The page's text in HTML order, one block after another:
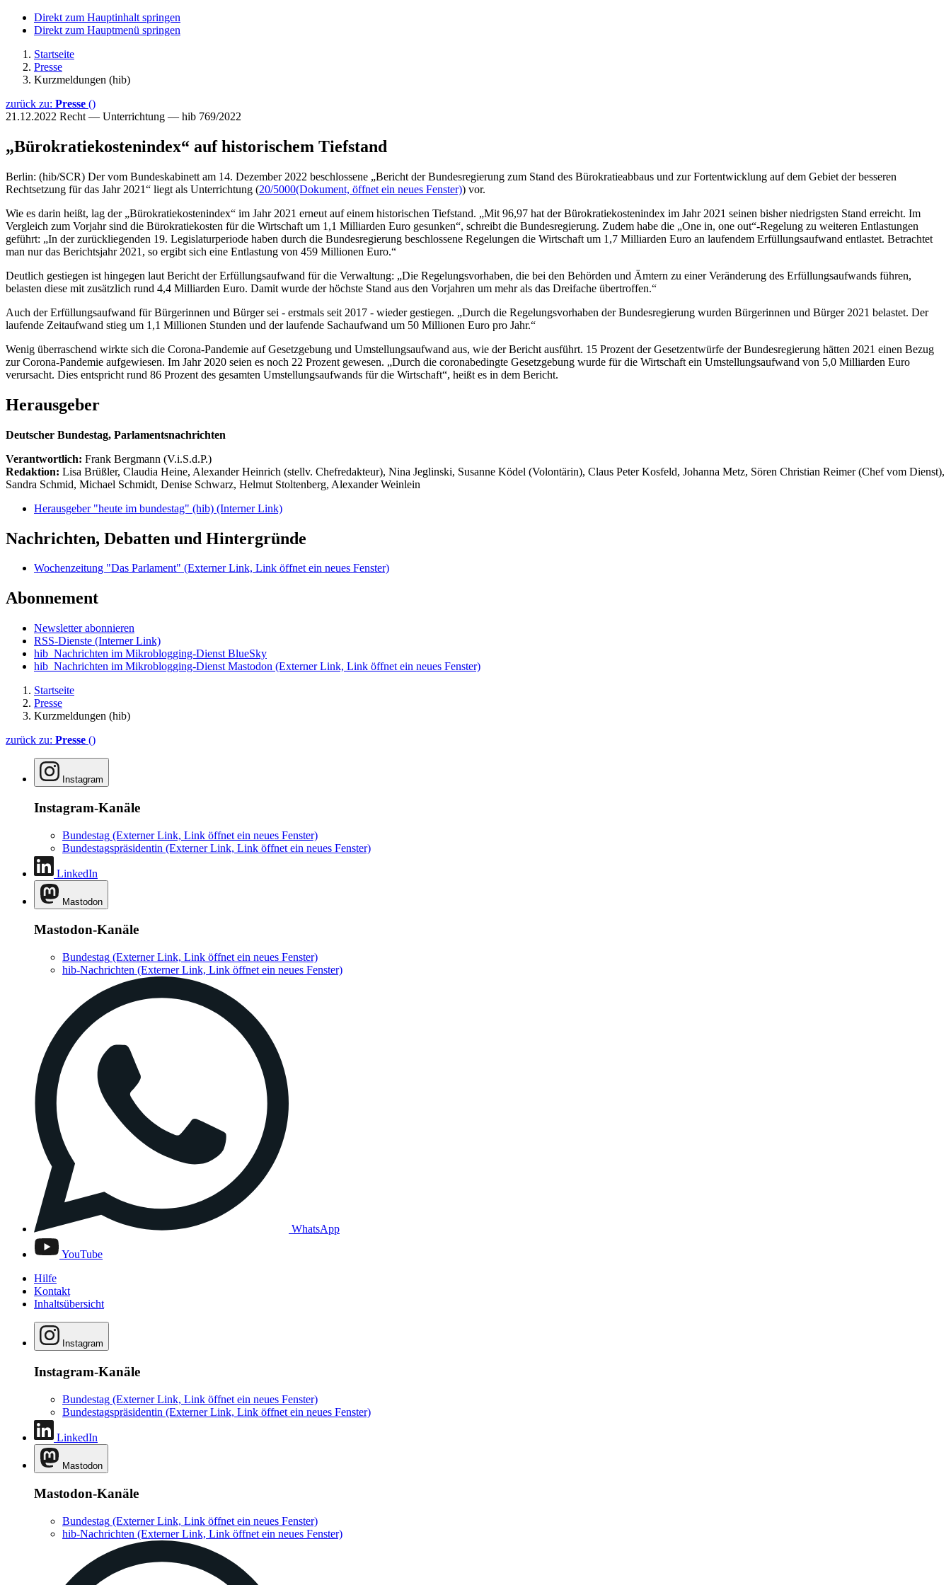
Direkt zum Hauptinhalt springen
Direkt zum Hauptmenü springen
Startseite
Presse
Kurzmeldungen (hib)
zurück zu: Presse ()
21.12.2022 Recht — Unterrichtung — hib 769/2022
„Bürokratiekostenindex“ auf historischem Tiefstand
Berlin: (hib/SCR) Der vom Bundeskabinett am 14. Dezember 2022 beschlossene „Bericht der Bundesregierung zum Stand des Bürokratieabbaus und zur Fortentwicklung auf dem Gebiet der besseren
Rechtsetzung für das Jahr 2021“ liegt als Unterrichtung (20/5000(Dokument, öffnet ein neues Fenster)) vor.
Wie es darin heißt, lag der „Bürokratiekostenindex“ im Jahr 2021 erneut auf einem historischen Tiefstand. „Mit 96,97 hat der Bürokratiekostenindex im Jahr 2021 seinen bisher niedrigsten Stand erreicht. Im
Vergleich zum Vorjahr sind die Bürokratiekosten für die Wirtschaft um 1,1 Milliarden Euro gesunken“, schreibt die Bundesregierung. Zudem habe die „One in, one out“-Regelung zu weiteren Entlastungen
geführt: „In der zurückliegenden 19. Legislaturperiode haben durch die Bundesregierung beschlossene Regelungen die Wirtschaft um 1,7 Milliarden Euro an laufendem Erfüllungsaufwand entlastet. Betrachtet
man nur das Berichtsjahr 2021, so ergibt sich eine Entlastung von 459 Millionen Euro.“
Deutlich gestiegen ist hingegen laut Bericht der Erfüllungsaufwand für die Verwaltung: „Die Regelungsvorhaben, die bei den Behörden und Ämtern zu einer Veränderung des Erfüllungsaufwands führen,
belasten diese mit zusätzlich rund 4,4 Milliarden Euro. Damit wurde der höchste Stand aus den Vorjahren um mehr als das Dreifache übertroffen.“
Auch der Erfüllungsaufwand für Bürgerinnen und Bürger sei - erstmals seit 2017 - wieder gestiegen. „Durch die Regelungsvorhaben der Bundesregierung wurden Bürgerinnen und Bürger 2021 belastet. Der
laufende Zeitaufwand stieg um 1,1 Millionen Stunden und der laufende Sachaufwand um 50 Millionen Euro pro Jahr.“
Wenig überraschend wirkte sich die Corona-Pandemie auf Gesetzgebung und Umstellungsaufwand aus, wie der Bericht ausführt. 15 Prozent der Gesetzentwürfe der Bundesregierung hätten 2021 einen Bezug
zur Corona-Pandemie aufgewiesen. Im Jahr 2020 seien es noch 22 Prozent gewesen. „Durch die coronabedingte Gesetzgebung wurde für die Wirtschaft ein Umstellungsaufwand von 5,0 Milliarden Euro
verursacht. Dies entspricht rund 86 Prozent des gesamten Umstellungsaufwands für die Wirtschaft“, heißt es in dem Bericht.
Herausgeber
Deutscher Bundestag, Parlamentsnachrichten
Verantwortlich: Frank Bergmann (V.i.S.d.P.)
Redaktion: Lisa Brüßler, Claudia Heine, Alexander Heinrich (stellv. Chefredakteur), Nina Jeglinski, Susanne Ködel (Volontärin), Claus Peter Kosfeld, Johanna Metz, Sören Christian Reimer (Chef vom Dienst),
Sandra Schmid, Michael Schmidt, Denise Schwarz, Helmut Stoltenberg, Alexander Weinlein
Herausgeber "heute im bundestag" (hib) (Interner Link)
Nachrichten, Debatten und Hintergründe
Wochenzeitung "Das Parlament" (Externer Link, Link öffnet ein neues Fenster)
Abonnement
Newsletter abonnieren
RSS-Dienste (Interner Link)
hib_Nachrichten im Mikroblogging-Dienst BlueSky
hib_Nachrichten im Mikroblogging-Dienst Mastodon (Externer Link, Link öffnet ein neues Fenster)
Startseite
Presse
Kurzmeldungen (hib)
zurück zu: Presse ()
Instagram
Instagram-Kanäle
Bundestag (Externer Link, Link öffnet ein neues Fenster)
Bundestagspräsidentin (Externer Link, Link öffnet ein neues Fenster)
LinkedIn
Mastodon
Mastodon-Kanäle
Bundestag (Externer Link, Link öffnet ein neues Fenster)
hib-Nachrichten (Externer Link, Link öffnet ein neues Fenster)
WhatsApp
YouTube
Hilfe
Kontakt
Inhaltsübersicht
Instagram
Instagram-Kanäle
Bundestag (Externer Link, Link öffnet ein neues Fenster)
Bundestagspräsidentin (Externer Link, Link öffnet ein neues Fenster)
LinkedIn
Mastodon
Mastodon-Kanäle
Bundestag (Externer Link, Link öffnet ein neues Fenster)
hib-Nachrichten (Externer Link, Link öffnet ein neues Fenster)